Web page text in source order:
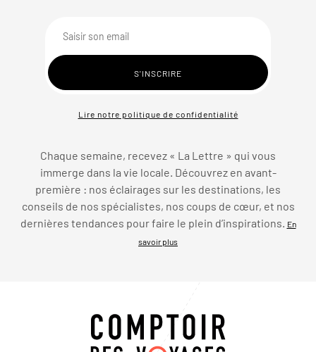
Lire notre politique de confidentialité
Chaque semaine, recevez « La Lettre » qui vous
immerge dans la vie locale. Découvrez en avant-
première : nos éclairages sur les destinations, les
conseils de nos spécialistes, nos coups de cœur, et nos
dernières tendances pour faire le plein d’inspirations.
En
savoir plus